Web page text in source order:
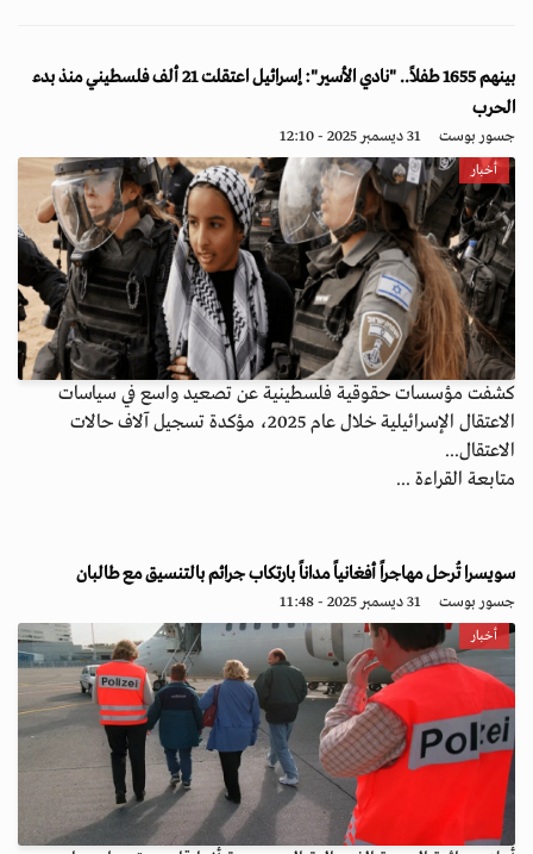
بينهم 1655 طفلاً.. "نادي الأسير": إسرائيل اعتقلت 21 ألف فلسطيني منذ بدء
الحرب
جسور بوست 31 ديسمبر 2025 - 12:10
أخبار
كشفت مؤسسات حقوقية فلسطينية عن تصعيد واسع في سياسات
الاعتقال الإسرائيلية خلال عام 2025، مؤكدة تسجيل آلاف حالات
الاعتقال...
متابعة القراءة ...
سويسرا تُرحل مهاجراً أفغانياً مداناً بارتكاب جرائم بالتنسيق مع طالبان
جسور بوست 31 ديسمبر 2025 - 11:48
أخبار